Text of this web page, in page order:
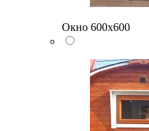
Окно 600х600